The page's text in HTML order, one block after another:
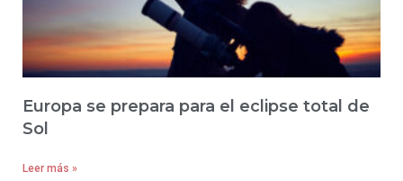
Europa se prepara para el eclipse total de
Sol
Leer más »